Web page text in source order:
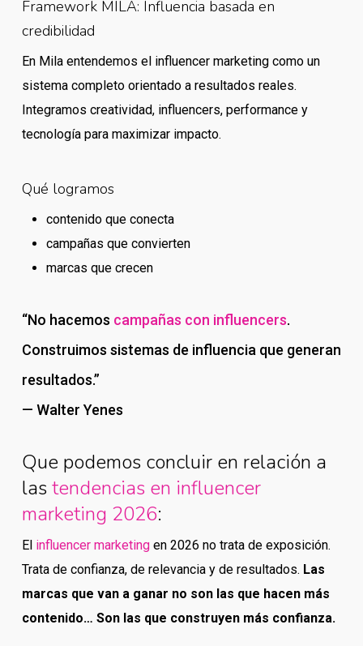
Framework MILA: Influencia basada en
credibilidad
En Mila entendemos el influencer marketing como un
sistema completo orientado a resultados reales.
Integramos creatividad, influencers, performance y
tecnología para maximizar impacto.
Qué logramos
contenido que conecta
campañas que convierten
marcas que crecen
“No hacemos campañas con influencers.
Construimos sistemas de influencia que generan
resultados.”
— Walter Yenes
Que podemos concluir en relación a
las tendencias en influencer
marketing 2026:
El influencer marketingen 2026 no trata de exposición.
Trata de confianza, de relevancia y de resultados. Las
marcas que van a ganar no son las que hacen más
contenido… Son las que construyen más confianza.